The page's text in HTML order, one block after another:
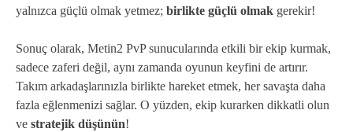
yalnızca güçlü olmak yetmez; birlikte güçlü olmak gerekir!
Sonuç olarak, Metin2 PvP sunucularında etkili bir ekip kurmak,
sadece zaferi değil, aynı zamanda oyunun keyfini de artırır.
Takım arkadaşlarınızla birlikte hareket etmek, her savaşta daha
fazla eğlenmenizi sağlar. O yüzden, ekip kurarken dikkatli olun
ve stratejik düşünün!